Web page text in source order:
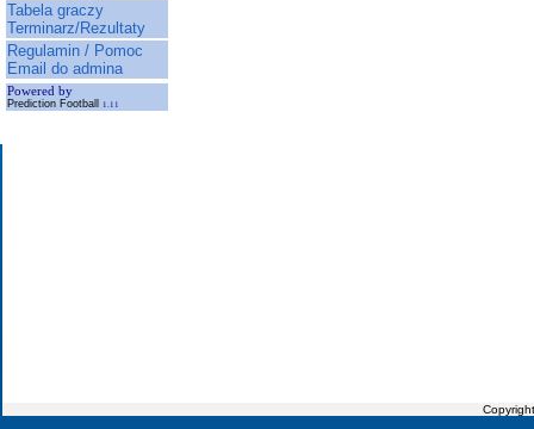
Tabela graczy
Terminarz/Rezultaty
Regulamin / Pomoc
Email do admina
Powered by
Prediction Football 1.11